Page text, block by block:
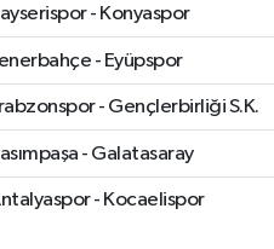
- Konyaspor
- Eyüpspor
- Gençlerbirliği S.K.
- Galatasaray
- Kocaelispor